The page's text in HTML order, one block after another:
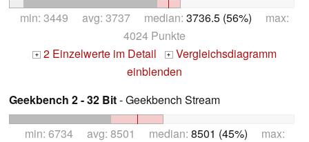
min: 3449 avg: 3737 median: 3736.5 (56%) max:
4024 Punkte
+ 2 Einzelwerte im Detail + Vergleichsdiagramm
einblenden
Geekbench 2 - 32 Bit- Geekbench Stream
min: 6734 avg: 8501 median: 8501 (45%) max: